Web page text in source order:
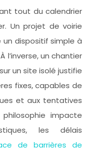
tout du calendrier
Un projet de voirie
dispositif simple à
l’inverse, un chantier
un site isolé justifie
fixes, capables de
et aux tentatives
impacte
les délais
de barrières de